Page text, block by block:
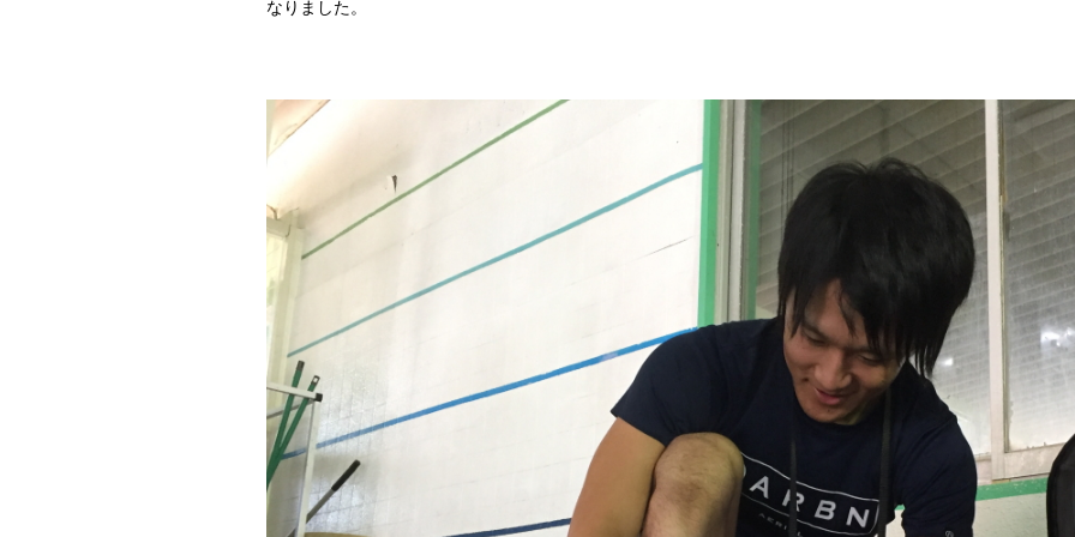
なりました。
